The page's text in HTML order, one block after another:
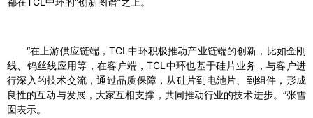
“在上游供应链端，TCL中环积极推动产业链端的创新，比如金刚
线、钨丝线应用等，在客户端，TCL中环也基于硅片业务，与客户进
行深入的技术交流，通过品质保障，从硅片到电池片、到组件，形成
良性的互动与发展，大家互相支撑，共同推动行业的技术进步。”张雪
囡表示。